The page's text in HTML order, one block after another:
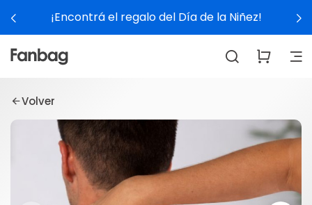
¡Encontrá el regalo del Día de la Niñez!
Volver